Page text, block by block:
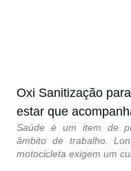
Oxi Sanitização
estar que
Saúde é um item de
âmbito de trabalho.
motocicleta exigem um